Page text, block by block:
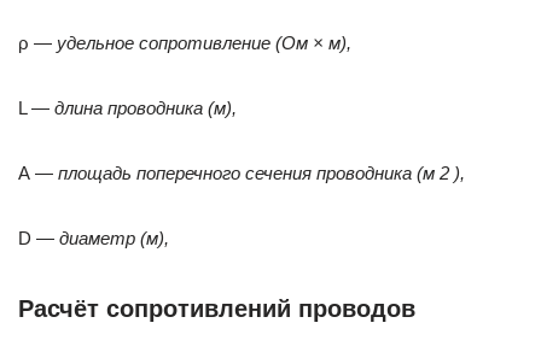
ρ — удельное сопротивление (Ом × м),
L — длина проводника (м),
А — площадь поперечного сечения проводника (м 2 ),
D — диаметр (м),
Расчёт сопротивлений проводов